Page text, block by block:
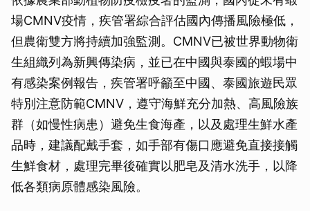
場CMNV疫情，疾管署綜合評估國內傳播風險極低，
但農衛雙方將持續加強監測。CMNV已被世界動物衛
生組織列為新興傳染病，並已在中國與泰國的蝦場中
有感染案例報告，疾管署呼籲至中國、泰國旅遊民眾
特別注意防範CMNV，遵守海鮮充分加熱、高風險族
群（如慢性病患）避免生食海產，以及處理生鮮水產
品時，建議配戴手套，如手部有傷口應避免直接接觸
生鮮食材，處理完畢後確實以肥皂及清水洗手，以降
低各類病原體感染風險。